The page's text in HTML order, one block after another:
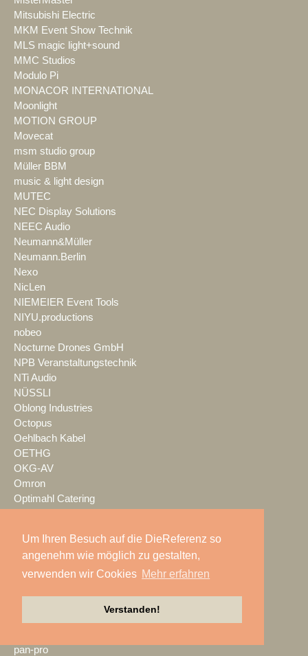
Um Ihren Besuch auf die DieReferenz so
angenehm wie möglich zu gestalten,
verwenden wir Cookies Mehr erfahren
Verstanden!
Mitsubishi Electric
MKM Event Show Technik
MLS magic light+sound
MMC Studios
Modulo Pi
MONACOR INTERNATIONAL
Moonlight
MOTION GROUP
Movecat
msm studio group
Müller BBM
music & light design
MUTEC
NEC Display Solutions
NEEC Audio
Neumann&Müller
Neumann.Berlin
Nexo
NicLen
NIEMEIER Event Tools
NIYU.productions
nobeo
Nocturne Drones GmbH
NPB Veranstaltungstechnik
NTi Audio
NÜSSLI
Oblong Industries
Octopus
Oehlbach Kabel
OETHG
OKG-AV
Omron
Optimahl Catering
OS-VT
Otto Events
P2 Veranstaltungstechnik
pan-pro